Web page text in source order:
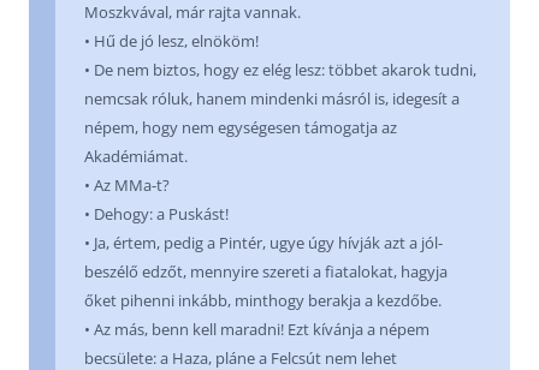
Moszkvával, már rajta vannak.
• Hű de jó lesz, elnököm!
• De nem biztos, hogy ez elég lesz: többet akarok tudni,
nemcsak róluk, hanem mindenki másról is, idegesít a
népem, hogy nem egységesen támogatja az
Akadémiámat.
• Az MMa-t?
• Dehogy: a Puskást!
• Ja, értem, pedig a Pintér, ugye úgy hívják azt a jól-
beszélő edzőt, mennyire szereti a fiatalokat, hagyja
őket pihenni inkább, minthogy berakja a kezdőbe.
• Az más, benn kell maradni! Ezt kívánja a népem
becsülete: a Haza, pláne a Felcsút nem lehet